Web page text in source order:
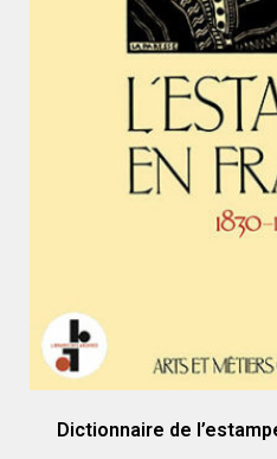
Dictionnaire de